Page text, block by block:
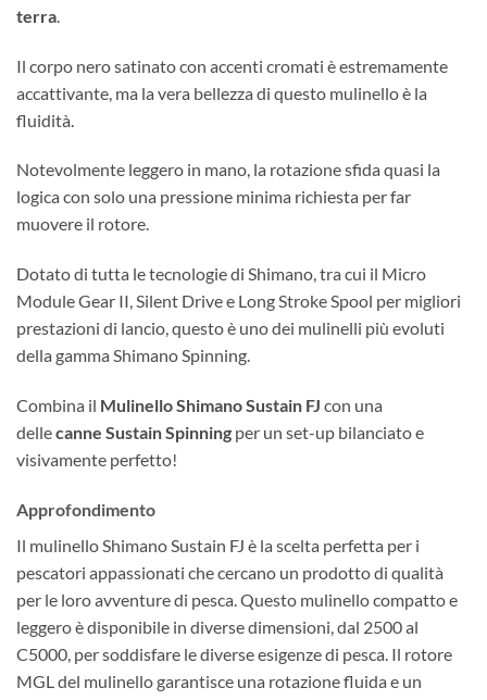
terra
Il corpo nero satinato con accenti cromati è estremamente
accattivante, ma la vera bellezza di questo mulinello è la
fluidità.
Notevolmente leggero in mano, la rotazione sfida quasi la
logica con solo una pressione minima richiesta per far
muovere il rotore.
Dotato di tutta le tecnologie di Shimano, tra cui il Micro
Module Gear II, Silent Drive e Long Stroke Spool per migliori
prestazioni di lancio, questo è uno dei mulinelli più evoluti
della gamma Shimano Spinning.
Combina il Mulinello Shimano Sustain FJ con una
dellecanne Sustain Spinning per un set-up bilanciato e
visivamente perfetto!
Approfondimento
Il mulinello Shimano Sustain FJ è la scelta perfetta per i
pescatori appassionati che cercano un prodotto di qualità
per le loro avventure di pesca. Questo mulinello compatto e
leggero è disponibile in diverse dimensioni, dal 2500 al
C5000, per soddisfare le diverse esigenze di pesca. Il rotore
MGL del mulinello garantisce una rotazione fluida e un